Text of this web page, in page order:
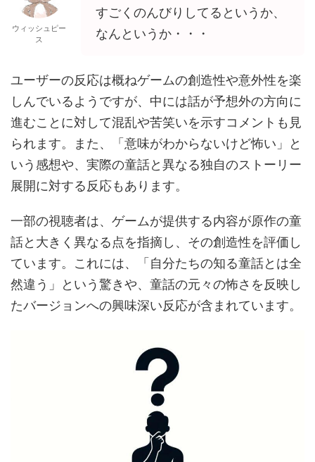
ウィッシュピー
ス
すごくのんびりしてるというか、
なんというか・・・
ユーザーの反応は概ねゲームの創造性や意外性を楽
しんでいるようですが、中には話が予想外の方向に
進むことに対して混乱や苦笑いを示すコメントも見
られます。また、「意味がわからないけど怖い」と
いう感想や、実際の童話と異なる独自のストーリー
展開に対する反応もあります。
一部の視聴者は、ゲームが提供する内容が原作の童
話と大きく異なる点を指摘し、その創造性を評価し
ています。これには、「自分たちの知る童話とは全
然違う」という驚きや、童話の元々の怖さを反映し
たバージョンへの興味深い反応が含まれています。